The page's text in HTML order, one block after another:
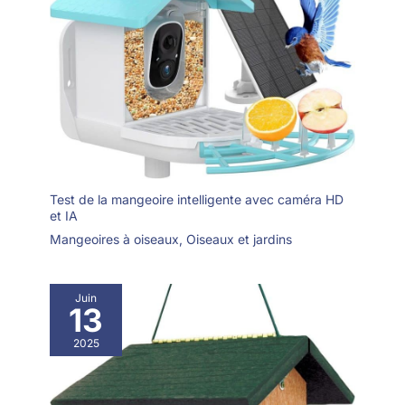
Test de la mangeoire intelligente avec caméra HD
et IA
Mangeoires à oiseaux, Oiseaux et jardins
Juin
13
2025